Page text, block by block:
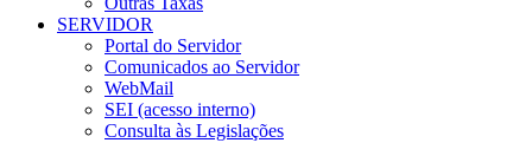
SERVIDOR
Portal do Servidor
Comunicados ao Servidor
WebMail
SEI (acesso interno)
Consulta às Legislações